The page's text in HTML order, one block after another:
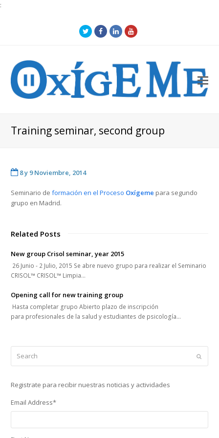
:
TwitterFacebook
LinkedInYoutube
Training seminar, second group
8 y 9 Noviembre, 2014
Seminario deformación en el Proceso Oxígeme para segundo
grupo en Madrid.
Related Posts
New group Crisol seminar, year 2015
26 Junio - 2 Julio, 2015 Se abre nuevo grupo para realizar el Seminario
CRISOL™ CRISOL™ Limpia…
Opening call for new training group
Hasta completar grupo Abierto plazo de inscripción
para profesionales de la salud y estudiantes de psicología…
Submit
Registrate para recibir nuestras noticias y actividades
Email Address*